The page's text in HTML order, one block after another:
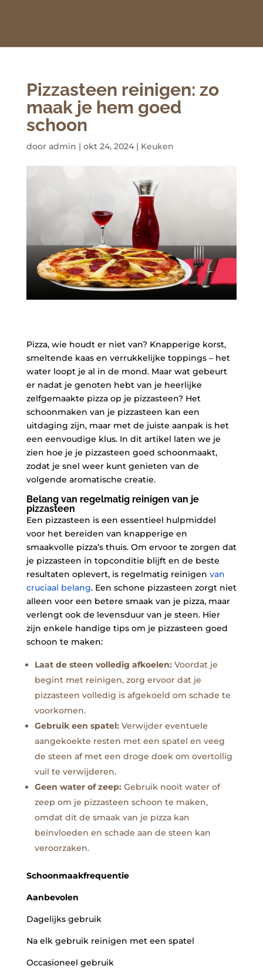
Pizzasteen reinigen: zo
maak je hem goed
schoon
door admin | okt 24, 2024 | Keuken
Pizza, wie houdt er niet van? ​Knapperige korst,
smeltende ​kaas ​en​ verrukkelijke toppings – het
⁤water​ loopt je ⁤al ‌in​ de mond. Maar wat gebeurt
er nadat je genoten hebt van je heerlijke ​
zelfgemaakte‍ pizza ⁢op je​ pizzasteen? ‌Het
schoonmaken van je pizzasteen kan een​
uitdaging‌ zijn, maar ​met​ de juiste aanpak ⁢is⁤ het
een ‌eenvoudige klus. In dit artikel ‌laten we je
zien hoe je je pizzasteen goed schoonmaakt,
zodat je snel⁤ weer ⁣kunt ‍genieten van de⁢
volgende aromatische creatie.
Belang van regelmatig reinigen van je
pizzasteen
Een pizzasteen⁢ is een ⁢essentieel hulpmiddel
voor‌ het bereiden van knapperige en
smaakvolle pizza’s thuis. Om ervoor te zorgen dat
je pizzasteen in topconditie blijft ⁢en ⁢de beste
resultaten oplevert, is⁣ regelmatig reinigen ⁣ van
cruciaal belang. Een schone pizzasteen zorgt niet
alleen voor een betere smaak ‍van je pizza, maar
verlengt ook ⁢de levensduur van je steen. Hier
zijn enkele⁣ handige tips om je pizzasteen goed
schoon ‍te‌ maken:
Laat ‌de steen ‌volledig afkoelen: Voordat je
begint met reinigen, zorg ervoor dat⁤ je‌
pizzasteen ‌volledig is afgekoeld om schade te
voorkomen.
Gebruik ‌een spatel: Verwijder eventuele
aangekoekte resten‍ met ⁣een spatel en⁢ veeg
de steen af met ⁤een droge⁤ doek om overtollig
vuil te verwijderen.
Geen water of zeep: Gebruik nooit water of
zeep⁢ om‍ je pizzasteen ⁣schoon te maken,​
omdat dit ‌de ‌smaak van je pizza ​kan
beïnvloeden en⁢ schade aan de ⁤steen kan‌
veroorzaken.
Schoonmaakfrequentie
Aanbevolen
Dagelijks​ gebruik
Na elk‌ gebruik reinigen⁣ met een spatel
Occasioneel gebruik